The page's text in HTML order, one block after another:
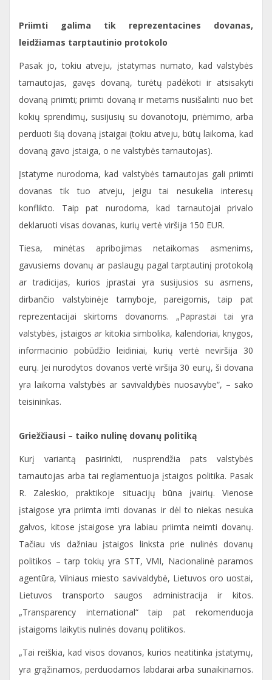
Priimti galima tik reprezentacines dovanas,
leidžiamas tarptautinio protokolo
Pasak jo, tokiu atveju, įstatymas numato, kad valstybės
tarnautojas, gavęs dovaną, turėtų padėkoti ir atsisakyti
dovaną priimti; priimti dovaną ir metams nusišalinti nuo bet
kokių sprendimų, susijusių su dovanotoju, priėmimo, arba
perduoti šią dovaną įstaigai (tokiu atveju, būtų laikoma, kad
dovaną gavo įstaiga, o ne valstybės tarnautojas).
Įstatyme nurodoma, kad valstybės tarnautojas gali priimti
dovanas tik tuo atveju, jeigu tai nesukelia interesų
konflikto. Taip pat nurodoma, kad tarnautojai privalo
deklaruoti visas dovanas, kurių vertė viršija 150 EUR.
Tiesa, minėtas apribojimas netaikomas asmenims,
gavusiems dovanų ar paslaugų pagal tarptautinį protokolą
ar tradicijas, kurios įprastai yra susijusios su asmens,
dirbančio valstybinėje tarnyboje, pareigomis, taip pat
reprezentacijai skirtoms dovanoms. „Paprastai tai yra
valstybės, įstaigos ar kitokia simbolika, kalendoriai, knygos,
informacinio pobūdžio leidiniai, kurių vertė neviršija 30
eurų. Jei nurodytos dovanos vertė viršija 30 eurų, ši dovana
yra laikoma valstybės ar savivaldybės nuosavybe“, – sako
teisininkas.
Griežčiausi – taiko nulinę dovanų politiką
Kurį variantą pasirinkti, nusprendžia pats valstybės
tarnautojas arba tai reglamentuoja įstaigos politika. Pasak
R. Zaleskio, praktikoje situacijų būna įvairių. Vienose
įstaigose yra priimta imti dovanas ir dėl to niekas nesuka
galvos, kitose įstaigose yra labiau priimta neimti dovanų.
Tačiau vis dažniau įstaigos linksta prie nulinės dovanų
politikos – tarp tokių yra STT, VMI, Nacionalinė paramos
agentūra, Vilniaus miesto savivaldybė, Lietuvos oro uostai,
Lietuvos transporto saugos administracija ir kitos.
„Transparency international“ taip pat rekomenduoja
įstaigoms laikytis nulinės dovanų politikos.
„Tai reiškia, kad visos dovanos, kurios neatitinka įstatymų,
yra grąžinamos, perduodamos labdarai arba sunaikinamos.